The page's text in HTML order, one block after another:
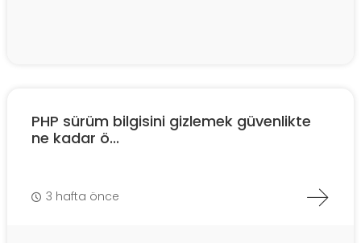
PHP sürüm bilgisini gizlemek güvenlikte
ne kadar ö...
3 hafta önce